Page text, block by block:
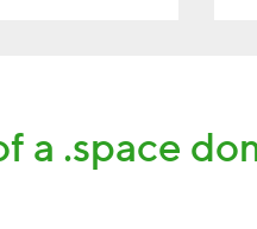
a .space